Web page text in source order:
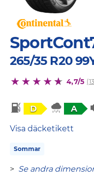
265/35 R20
4,7/5
D A
Visa däcketikett
Sommar
> Se andra